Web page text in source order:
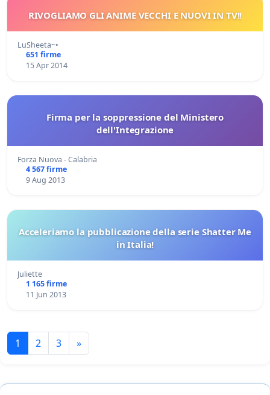
RIVOGLIAMO GLI ANIME VECCHI E NUOVI IN TV!!
LuSheeta~•
651 firme
15 Apr 2014
Firma per la soppressione del Ministero
dell'Integrazione
Forza Nuova - Calabria
4 567 firme
9 Aug 2013
Acceleriamo la pubblicazione della serie Shatter Me
in Italia!
Juliette
1 165 firme
11 Jun 2013
1 2 3 »